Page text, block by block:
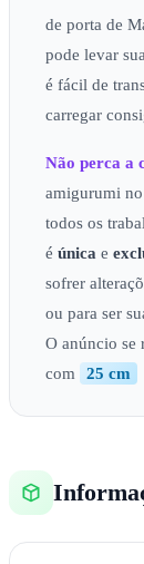
de porta de
pode levar
é fácil de
carregar
Não perca a
amigurumi
todos os
é única e
sofrer
ou para ser
O anúncio se
com
25 cm